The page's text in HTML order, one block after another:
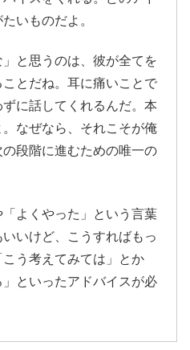
いものだよ。
と思うのは、彼が全てを
とだね。耳に痛いことで
に話してくれるんだ。本
なぜなら、それこそが俺
段階に進むための唯一の
よくやった」という言葉
いけど、こうすればもっ
う考えてみては」とか
」といったアドバイスが必